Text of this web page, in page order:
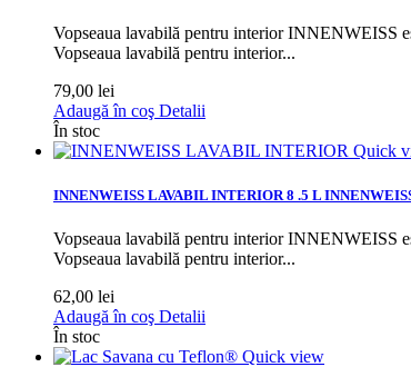
Vopseaua lavabilă pentru interior INNENWEISS
Vopseaua lavabilă pentru interior...
79,00 lei
Adaugă în coş Detalii
În stoc
Quick
INNENWEISS LAVABIL INTERIOR 8 .5 L
Vopseaua lavabilă pentru interior INNENWEISS
Vopseaua lavabilă pentru interior...
62,00 lei
Adaugă în coş Detalii
În stoc
Quick view